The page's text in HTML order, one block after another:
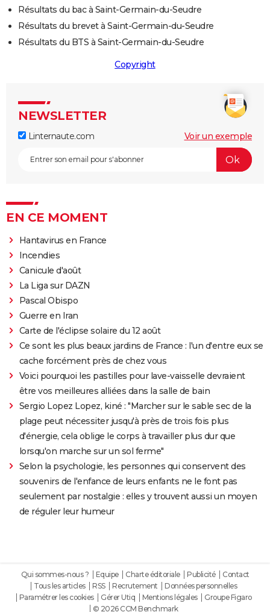
Résultats du bac à Saint-Germain-du-Seudre
Résultats du brevet à Saint-Germain-du-Seudre
Résultats du BTS à Saint-Germain-du-Seudre
Copyright
NEWSLETTER
Linternaute.com Voir un exemple
EN CE MOMENT
Hantavirus en France
Incendies
Canicule d'août
La Liga sur DAZN
Pascal Obispo
Guerre en Iran
Carte de l'éclipse solaire du 12 août
Ce sont les plus beaux jardins de France : l'un d'entre eux se
cache forcément près de chez vous
Voici pourquoi les pastilles pour lave-vaisselle devraient
être vos meilleures alliées dans la salle de bain
Sergio Lopez Lopez, kiné : "Marcher sur le sable sec de la
plage peut nécessiter jusqu'à près de trois fois plus
d'énergie, cela oblige le corps à travailler plus dur que
lorsqu'on marche sur un sol ferme"
Selon la psychologie, les personnes qui conservent des
souvenirs de l'enfance de leurs enfants ne le font pas
seulement par nostalgie : elles y trouvent aussi un moyen
de réguler leur humeur
Qui sommes-nous ? Equipe Charte éditoriale Publicité
Contact
Tous les articles
RSS Recrutement
Données personnelles
Paramétrer les cookies
Gérer Utiq Mentions légales
Groupe Figaro
© 2026 CCM Benchmark